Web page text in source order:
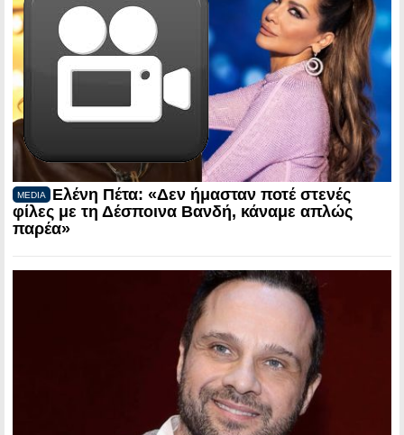
MEDIA
Ελένη Πέτα: «Δεν ήμασταν ποτέ στενές
φίλες με τη Δέσποινα Βανδή, κάναμε απλώς
παρέα»